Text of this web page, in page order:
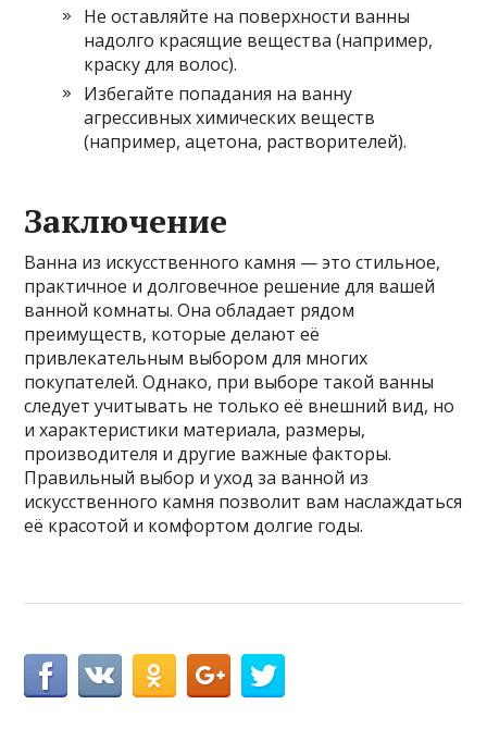
Не оставляйте на поверхности ванны
надолго красящие вещества (например,
краску для волос).
Избегайте попадания на ванну
агрессивных химических веществ
(например, ацетона, растворителей).
Заключение
Ванна из искусственного камня — это стильное,
практичное и долговечное решение для вашей
ванной комнаты. Она обладает рядом
преимуществ, которые делают её
привлекательным выбором для многих
покупателей. Однако, при выборе такой ванны
следует учитывать не только её внешний вид, но
и характеристики материала, размеры,
производителя и другие важные факторы.
Правильный выбор и уход за ванной из
искусственного камня позволит вам наслаждаться
её красотой и комфортом долгие годы.